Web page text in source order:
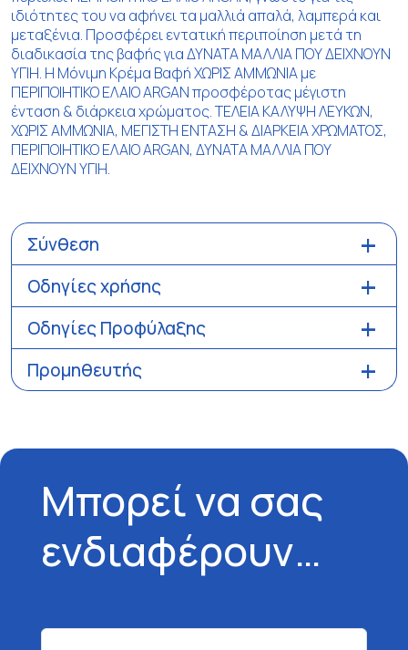
ιδιότητες του να αφήνει τα μαλλιά απαλά, λαμπερά και
μεταξένια. Προσφέρει εντατική περιποίηση μετά τη
διαδικασία της βαφής για ΔΥΝΑΤΑ ΜΑΛΛΙΑ ΠΟΥ ΔΕΙΧΝΟΥΝ
ΥΓΙΗ. Η Μόνιμη Κρέμα Βαφή ΧΩΡΙΣ ΑΜΜΩΝΙΑ με
ΠΕΡΙΠΟΙΗΤΙΚΟ ΕΛΑΙΟ ARGAN προσφέροτας μέγιστη
ένταση & διάρκεια χρώματος. ΤΕΛΕΙΑ ΚΑΛΥΨΗ ΛΕΥΚΩΝ,
ΧΩΡΙΣ ΑΜΜΩΝΙΑ, ΜΕΓΙΣΤΗ ΕΝΤΑΣΗ & ΔΙΑΡΚΕΙΑ ΧΡΩΜΑΤΟΣ,
ΠΕΡΙΠΟΙΗΤΙΚΟ ΕΛΑΙΟ ARGAN, ΔΥΝΑΤΑ ΜΑΛΛΙΑ ΠΟΥ
ΔΕΙΧΝΟΥΝ ΥΓΙΗ.
Σύνθεση
Οδηγίες χρήσης
Οδηγίες Προφύλαξης
Προμηθευτής
Μπορεί να σας
ενδιαφέρουν…